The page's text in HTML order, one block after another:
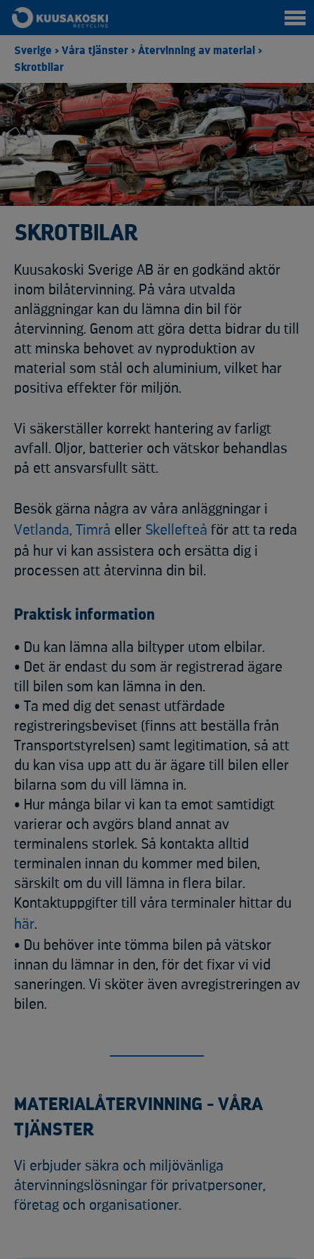
Sverige > Våra tjänster > Återvinning av material
>
Skrotbilar
SKROTBILAR
Kuusakoski Sverige AB är en godkänd aktör
inom bilåtervinning. På våra utvalda
anläggningar kan du lämna din bil för
återvinning. Genom att göra detta bidrar du till
att minska behovet av nyproduktion av
material som stål och aluminium, vilket har
positiva effekter för miljön.
Vi säkerställer korrekt hantering av farligt
avfall. Oljor, batterier och vätskor behandlas
på ett ansvarsfullt sätt.
Besök gärna några av våra anläggningar i
Vetlanda, Timrå eller Skellefteå för att ta reda
på hur vi kan assistera och ersätta dig i
processen att återvinna din bil.
Praktisk information
• Du kan lämna alla biltyper utom elbilar.
• Det är endast du som är registrerad ägare
till bilen som kan lämna in den.
• Ta med dig det senast utfärdade
registreringsbeviset (finns att beställa från
Transportstyrelsen) samt legitimation, så att
du kan visa upp att du är ägare till bilen eller
bilarna som du vill lämna in.
• Hur många bilar vi kan ta emot samtidigt
varierar och avgörs bland annat av
terminalens storlek. Så kontakta alltid
terminalen innan du kommer med bilen,
särskilt om du vill lämna in flera bilar.
Kontaktuppgifter till våra terminaler hittar du
här.
• Du behöver inte tömma bilen på vätskor
innan du lämnar in den, för det fixar vi vid
saneringen. Vi sköter även avregistreringen av
bilen.
MATERIALÅTERVINNING - VÅRA
TJÄNSTER
Vi erbjuder säkra och miljövänliga
återvinningslösningar för privatpersoner,
företag och organisationer.